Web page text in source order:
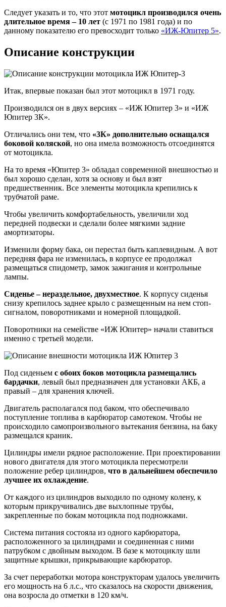
Следует указать и то, что этот мотоцикл производился очень
длительное время – 10 лет (с 1971 по 1981 года) и по
данному показателю его превосходит только «ИЖ-Юпитер 5».
Описание конструкции
Итак, впервые показан был этот мотоцикл в 1971 году.
Производился он в двух версиях – «ИЖ Юпитер 3» и «ИЖ
Юпитер 3К».
Отличались они тем, что «3К» дополнительно оснащался
боковой коляской, но она имела возможность отсоединятся
от мотоцикла.
На то время «Юпитер 3» обладал современной внешностью и
был хорошо сделан, хотя за основу и был взят
предшественник. Все элементы мотоцикла крепились к
трубчатой раме.
Чтобы увеличить комфортабельность, увеличили ход
передней подвески и сделали более мягкими задние
амортизаторы.
Изменили форму бака, он перестал быть каплевидным. А вот
передняя фара не изменилась, в корпусе ее продолжал
размещаться спидометр, замок зажигания и контрольные
лампы.
Сиденье – нераздельное, двухместное. К корпусу сиденья
снизу крепилось заднее крыло с размещенным на нем стоп-
сигналом, поворотниками и номерной площадкой.
Поворотники на семействе «ИЖ Юпитер» начали ставиться
именно с третьей модели.
Под сиденьем с обоих боков мотоцикла размещались
бардачки, левый был предназначен для установки АКБ, а
правый – для хранения ключей.
Двигатель располагался под баком, что обеспечивало
поступление топлива в карбюратор самотеком. Чтобы не
происходило самопроизвольного вытекания бензина, на баку
размещался краник.
Цилиндры имели рядное расположение. При проектировании
нового двигателя для этого мотоцикла пересмотрели
положение ребер цилиндров, что в дальнейшем обеспечило
лучшее их охлаждение.
От каждого из цилиндров выходило по одному колену, к
которым прикручивались две выхлопные трубы,
закрепленные по бокам мотоцикла под подножками.
Система питания состояла из одного карбюратора,
расположенного за цилиндрами и соединенная с ними
патрубком с двойным выходом. В базе к мотоциклу шли
защитные крышки, прикрывающие карбюратор.
За счет переработки мотора конструкторам удалось увеличить
его мощность на 6 л.с., что сказалось на скорости движения,
она возросла до отметки в 120 км/ч.